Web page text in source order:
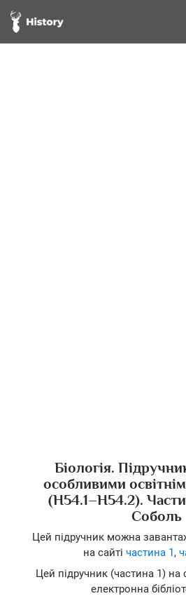
Біологія.
особливими
(Н54.1–Н54.2).
Соболь
Цей підручник можна
на сайті частина 1,
Цей підручник (частина 1) на
електронна